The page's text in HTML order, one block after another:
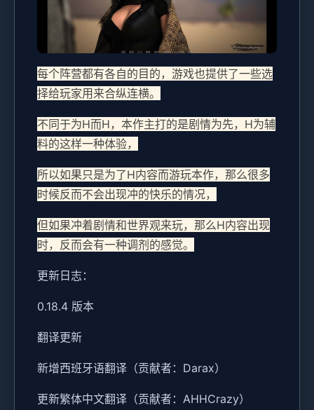
每个阵营都有各自的目的，游戏也提供了一些选
择给玩家用来合纵连横。
不同于为H而H，本作主打的是剧情为先，H为辅
料的这样一种体验，
所以如果只是为了H内容而游玩本作，那么很多
时候反而不会出现冲的快乐的情况，
但如果冲着剧情和世界观来玩，那么H内容出现
时，反而会有一种调剂的感觉。
更新日志：
0.18.4 版本
翻译更新
新增西班牙语翻译（贡献者：Darax）
更新繁体中文翻译（贡献者：AHHCrazy）